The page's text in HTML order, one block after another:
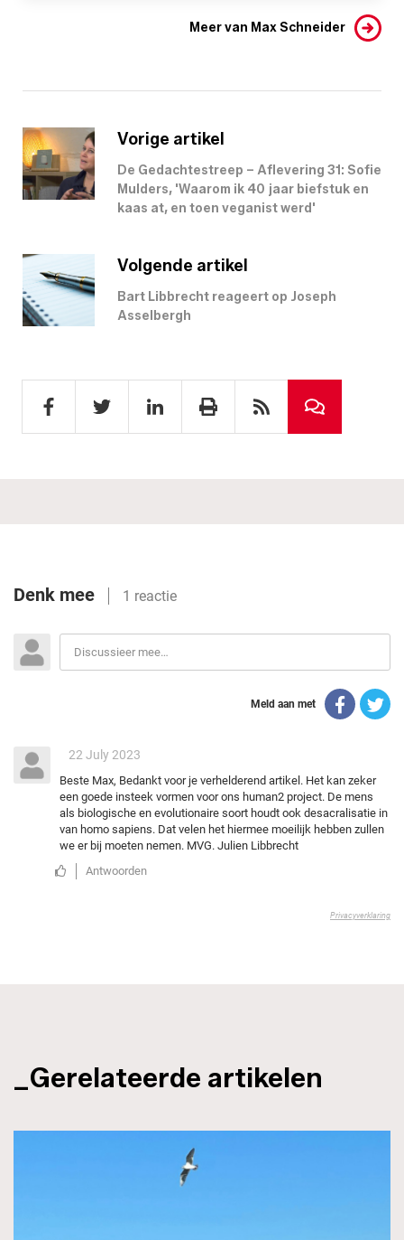
Meer van Max Schneider
Vorige artikel
De Gedachtestreep – Aflevering 31: Sofie
Mulders, 'Waarom ik 40 jaar biefstuk en
kaas at, en toen veganist werd'
Volgende artikel
Bart Libbrecht reageert op Joseph
Asselbergh
_Gerelateerde artikelen